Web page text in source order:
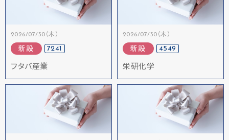
2026/07/30（木）
新設 7241
フタバ産業
2026/07/30（木）
新設 4549
栄研化学